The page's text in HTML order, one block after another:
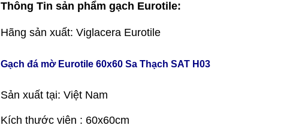
Thông Tin sản phẩm gạch Eurotile:
Hãng sản xuất: Viglacera Eurotile
Gạch đá mờ Eurotile 60x60 Sa Thạch SAT H03
Sản xuất tại: Việt Nam
Kích thước viên : 60x60cm